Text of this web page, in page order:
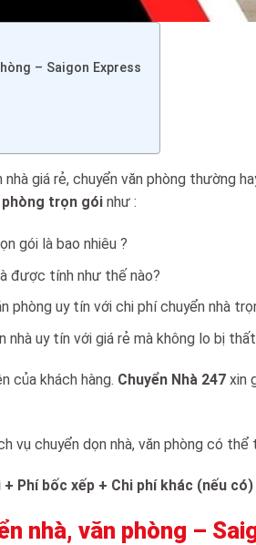
– Saigon Express
nhà giá rẻ, chuyển văn phòng thường
phòng trọn gói như :
gói là bao nhiêu ?
được tính như thế nào?
phòng uy tín với chi phí chuyển nhà
nhà uy tín với giá rẻ mà không lo bị
của khách hàng. Chuyển Nhà 247 xin
vụ chuyển dọn nhà, văn phòng có
Phí bốc xếp + Chi phí khác (nếu có)
nhà, văn phòng –